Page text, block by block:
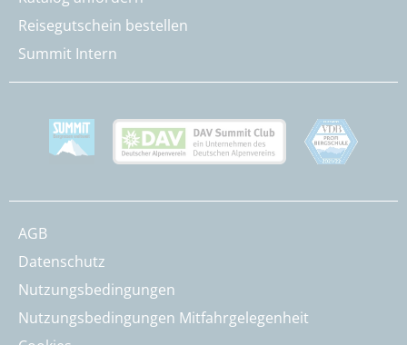
Reisegutschein bestellen
Summit Intern
AGB
Datenschutz
Nutzungsbedingungen
Nutzungsbedingungen Mitfahrgelegenheit